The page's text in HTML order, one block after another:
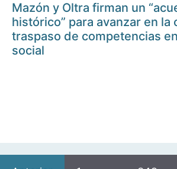
Mazón y Oltra firman un
histórico” para avanzar en la
traspaso de competencias
social